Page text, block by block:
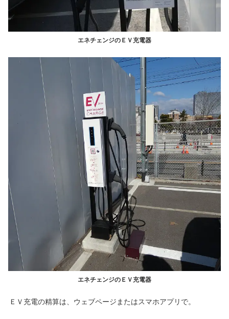
エネチェンジのＥＶ充電器
エネチェンジのＥＶ充電器
ＥＶ充電の精算は、ウェブページまたはスマホアプリで。